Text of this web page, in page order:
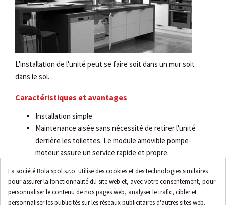
La société Bola spol s.r.o. utilise des cookies et des technologies similaires
pour assurer la fonctionnalité du site web et, avec votre consentement, pour
personnaliser le contenu de nos pages web, analyser le trafic, cibler et
personnaliser les publicités sur les réseaux publicitaires d'autres sites web.
L'installation de l'unité peut se faire soit dans un mur soit
dans le sol.
Caractéristiques et avantages
Installation simple
Maintenance aisée sans nécessité de retirer l'unité
derrière les toilettes. Le module amovible pompe-
moteur assure un service rapide et propre.
pour la maintenance
Résistance à la pression, le réservoir ne fuit pas en cas
de reflux d'eau